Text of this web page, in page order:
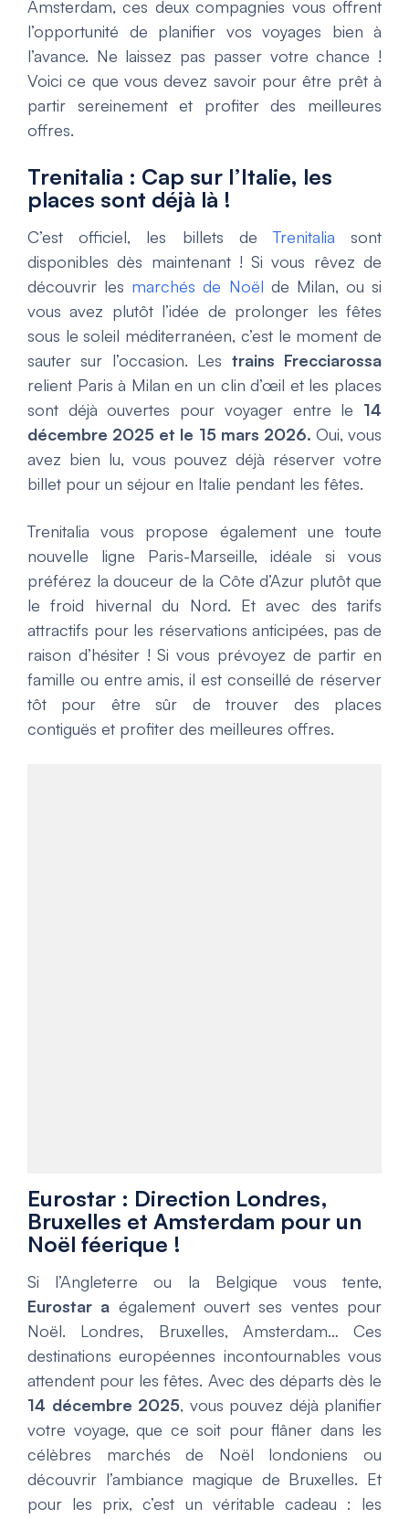
Amsterdam, ces deux compagnies vous offrent
l’opportunité de planifier vos voyages bien à
l’avance. Ne laissez pas passer votre chance !
Voici ce que vous devez savoir pour être prêt à
partir sereinement et profiter des meilleures
offres.
Trenitalia : Cap sur l’Italie, les
places sont déjà là !
C’est officiel, les billets deTrenitalia sont
disponibles dès maintenant ! Si vous rêvez de
découvrir les marchés de Noël de Milan, ou si
vous avez plutôt l’idée de prolonger les fêtes
sous le soleil méditerranéen, c’est le moment de
sauter sur l’occasion. Les trains Frecciarossa
relient Paris à Milan en un clin d’œil et les places
sont déjà ouvertes pour voyager entre le 14
décembre 2025 et le 15 mars 2026. Oui, vous
avez bien lu, vous pouvez déjà réserver votre
billet pour un séjour en Italie pendant les fêtes.
Trenitalia vous propose également une toute
nouvelle ligne Paris-Marseille, idéale si vous
préférez la douceur de la Côte d’Azur plutôt que
le froid hivernal du Nord. Et avec des tarifs
attractifs pour les réservations anticipées, pas de
raison d’hésiter ! Si vous prévoyez de partir en
famille ou entre amis, il est conseillé de réserver
tôt pour être sûr de trouver des places
contiguës et profiter des meilleures offres.
Eurostar : Direction Londres,
Bruxelles et Amsterdam pour un
Noël féerique !
Si l’Angleterre ou la Belgique vous tente,
Eurostar a également ouvert ses ventes pour
Noël. Londres, Bruxelles, Amsterdam… Ces
destinations européennes incontournables vous
attendent pour les fêtes. Avec des départs dès le
14 décembre 2025, vous pouvez déjà planifier
votre voyage, que ce soit pour flâner dans les
célèbres marchés de Noël londoniens ou
découvrir l’ambiance magique de Bruxelles. Et
pour les prix, c’est un véritable cadeau : les